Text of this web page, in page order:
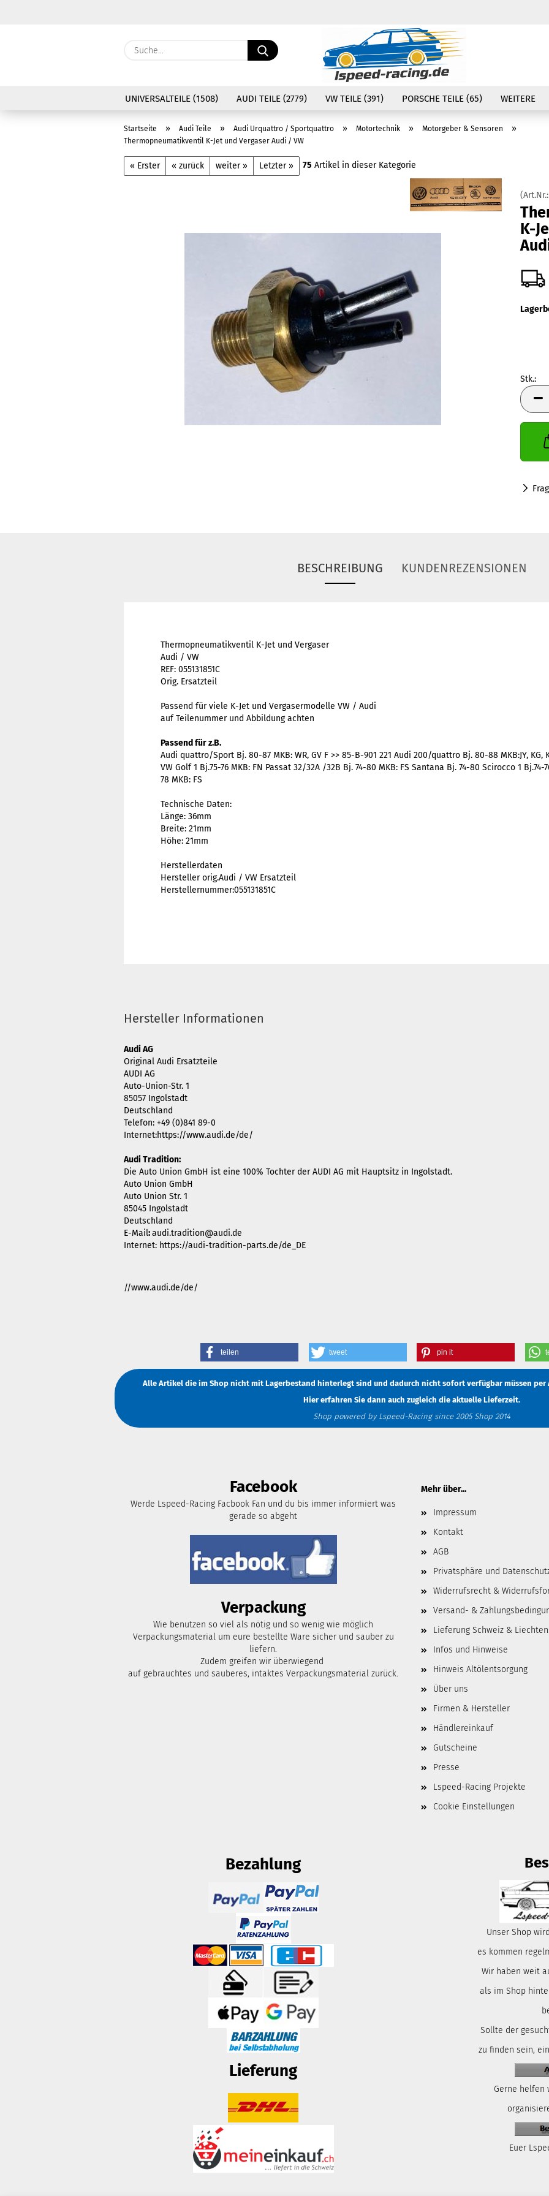
Währung auswählen
Konto erstellen
Passwort vergessen?
Suche...
UNIVERSALTEILE (1508) AUDI TEILE (2779) VW TEILE (391) PORSCHE TEILE (65) WEITERE
Startseite » Audi Teile » Audi Urquattro / Sportquattro » Motortechnik » Motorgeber & Sensoren »
Thermopneumatikventil K-Jet und Vergaser Audi / VW
« Erster « zurück weiter » Letzter » 75 Artikel in dieser Kategorie
(Art.Nr.:
K-
Stk.:
Stk.
BESCHREIBUNG KUNDENREZENSIONEN
Thermopneumatikventil K-Jet und Vergaser
Audi / VW
REF: 055131851C
Orig. Ersatzteil
Passend für viele K-Jet und Vergasermodelle VW / Audi
auf Teilenummer und Abbildung achten
Passend für z.B.
Audi quattro/Sport Bj. 80-87 MKB: WR, GV F >> 85-B-901 221 Audi 200/quattro Bj. 80-88 MKB:JY, KG,
VW Golf 1 Bj.75-76 MKB: FN Passat 32/32A /32B Bj. 74-80 MKB: FS Santana Bj. 74-80 Scirocco 1 Bj.74-
78 MKB: FS
Technische Daten:
Länge: 36mm
Breite: 21mm
Höhe: 21mm
Herstellerdaten
Hersteller orig.Audi / VW Ersatzteil
Herstellernummer:055131851C
Hersteller Informationen
Audi AG
Original Audi Ersatzteile
AUDI AG
Auto-Union-Str. 1
85057 Ingolstadt
Deutschland
Telefon: +49 (0)841 89-0
Internet:https://www.audi.de/de/
Audi Tradition:
Die Auto Union GmbH ist eine 100% Tochter der AUDI AG mit Hauptsitz in Ingolstadt.
Auto Union GmbH
Auto Union Str. 1
85045 Ingolstadt
Deutschland
E-Mail:audi.tradition@audi.de
Internet: https://audi-tradition-parts.de/de_DE
//www.audi.de/de/
teilen tweet pin it
Alle Artikel die im Shop nicht mit Lagerbestand hinterlegt sind und dadurch nicht sofort verfügbar müssen per
Hier erfahren Sie dann auch zugleich die aktuelle Lieferzeit.
Shop powered by Lspeed-Racing since 2005 Shop 2014
Facebook
Werde Lspeed-Racing Facbook Fan und du bis immer informiert was
gerade so abgeht
Verpackung
Wie benutzen so viel als nötig und so wenig wie möglich
Verpackungsmaterial um eure bestellte Ware sicher und sauber zu
liefern.
Zudem greifen wir überwiegend
auf gebrauchtes und sauberes, intaktes Verpackungsmaterial zurück.
Mehr über...
Impressum
Kontakt
AGB
Privatsphäre und
Widerrufsrecht &
Versand- &
Lieferung Schweiz &
Infos und Hinweise
Hinweis Altölentsorgung
Über uns
Firmen & Hersteller
Händlereinkauf
Gutscheine
Presse
Lspeed-Racing Projekte
Cookie Einstellungen
Bezahlung
Lieferung
Unser Shop
es kommen
Wir haben weit
als im Shop
Sollte der
zu finden sein,
Gerne helfen
Euer